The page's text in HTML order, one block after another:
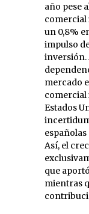
año pese
comercial
un 0,8%
impulso
inversión.
mercado
comercial
Estados
Así, el
que
mientras